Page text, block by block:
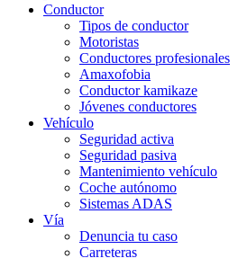
Conductor
Tipos de conductor
Motoristas
Conductores profesionales
Amaxofobia
Conductor kamikaze
Jóvenes conductores
Vehículo
Seguridad activa
Seguridad pasiva
Mantenimiento vehículo
Coche autónomo
Sistemas ADAS
Vía
Denuncia tu caso
Carreteras